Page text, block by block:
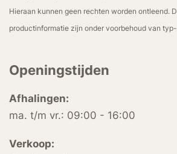
Hieraan kunnen geen rechten worden ontleend.
productinformatie zijn onder voorbehoud van
Openingstijden
Afhalingen:
ma. t/m vr.: 09:00 - 16:00
Verkoop: